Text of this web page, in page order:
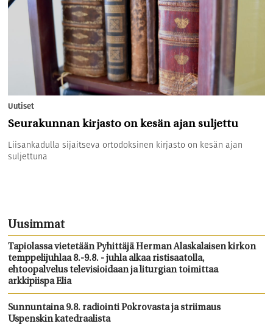
Uutiset
Seurakunnan kirjasto on kesän ajan suljettu
Liisankadulla sijaitseva ortodoksinen kirjasto on kesän ajan
suljettuna
Uusimmat
Tapiolassa vietetään Pyhittäjä Herman Alaskalaisen kirkon
temppelijuhlaa 8.-9.8. - juhla alkaa ristisaatolla,
ehtoopalvelus televisioidaan ja liturgian toimittaa
arkkipiispa Elia
Sunnuntaina 9.8. radiointi Pokrovasta ja striimaus
Uspenskin katedraalista